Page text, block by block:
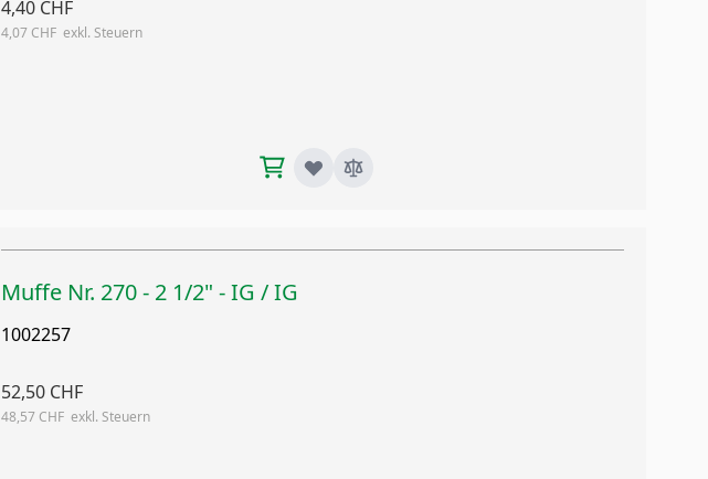
4,40 CHF
4,07 CHF
Muffe Nr. 270 - 2 1/2" - IG / IG
1002257
52,50 CHF
48,57 CHF